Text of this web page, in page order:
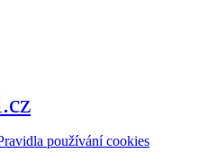
používání cookies